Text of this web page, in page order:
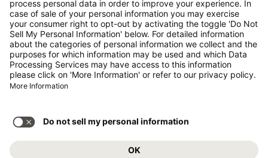
l’Economy Class sono solitamente Economy Zero,
la nostra opzione di tariffa più limitata. Potrebbero
essere applicati costi aggiuntivi per ilbagaglioda
stiva registrato o altri servizi opzionali. Vengono
applicate leCondizioni Generali di Contratto.